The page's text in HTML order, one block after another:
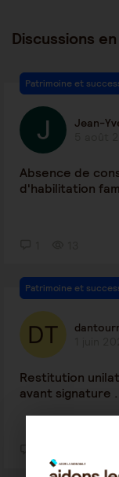
Discussions
Patrimoine et
Jean-
Absence de
d'habilitation
Patrimoine et
Restitution
avant signature